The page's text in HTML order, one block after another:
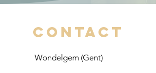
Contact
Wondelgem (Gent)